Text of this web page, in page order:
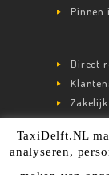
Pinnen
Direct
© 2020
TaxiDelft.NL
analyseren,